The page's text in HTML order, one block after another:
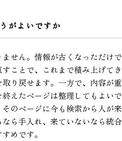
がよいですか
せん。情報が古くなっただけで
ことで、これまで積み上げてき
り戻せます。一方で、内容が重
えたページは整理してもよいで
のページに今も検索から人が来
ら手入れ、来ていないなら統合
めです。